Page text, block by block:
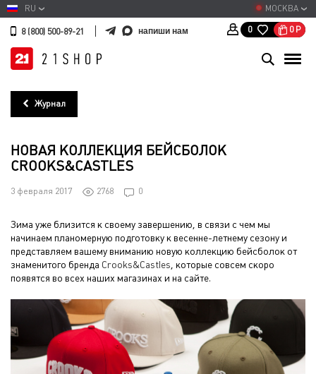
МОСКВА
RU
8 (800) 500-89-21 напиши нам 0 0 Р
Журнал
НОВАЯ КОЛЛЕКЦИЯ БЕЙСБОЛОК
CROOKS&CASTLES
3 февраля 2017 2768 0
Зима уже близится к своему завершению, в связи с чем мы
начинаем планомерную подготовку к весенне-летнему сезону и
представляем вашему вниманию новую коллекцию бейсболок от
знаменитого бренда Crooks&Castles , которые совсем скоро
появятся во всех наших магазинах и на сайте.